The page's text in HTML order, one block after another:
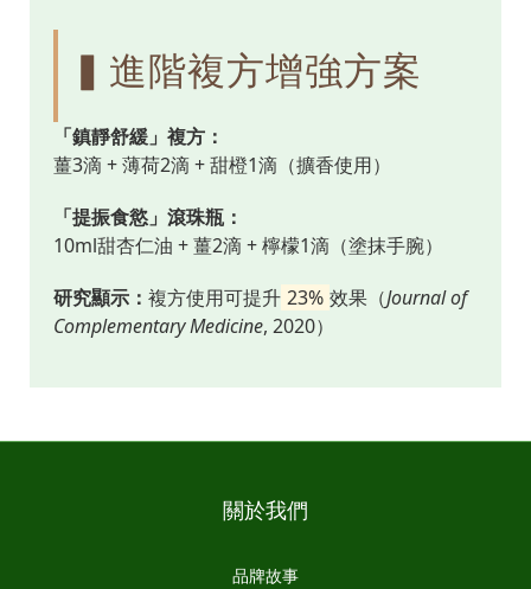
▍進階複方增強方案
「鎮靜舒緩」複方：
薑3滴 + 薄荷2滴 + 甜橙1滴（擴香使用）
「提振食慾」滾珠瓶：
10ml甜杏仁油 + 薑2滴 + 檸檬1滴（塗抹手腕）
研究顯示： 複方使用可提升 23% 效果（Journal of
Complementary Medicine, 2020）
關於我們
品牌故事